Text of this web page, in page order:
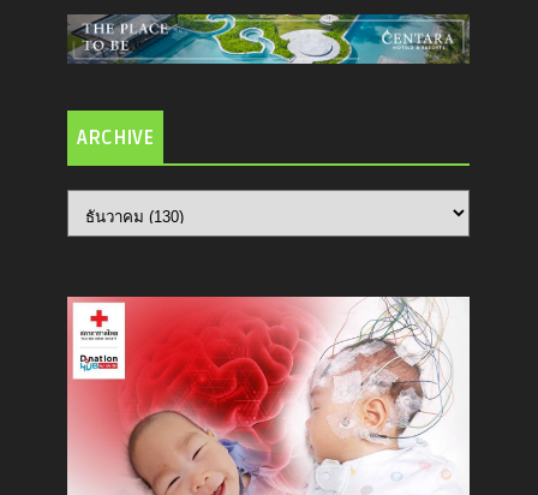
ARCHIVE